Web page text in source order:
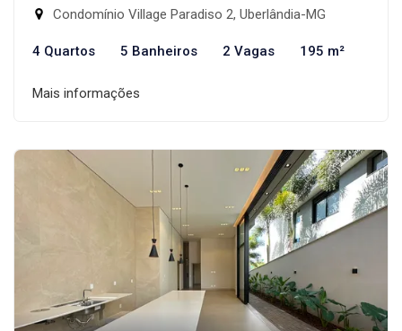
Condomínio Village Paradiso 2, Uberlândia-MG
4 Quartos 5 Banheiros 2 Vagas 195 m²
Mais informações